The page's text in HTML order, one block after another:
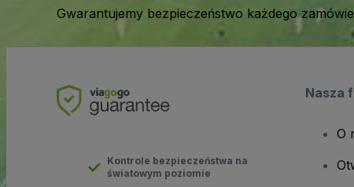
Gwarantujemy bezpieczeństwo każdego
Kontrole bezpieczeństwa na
światowym poziomie
Nasza
O